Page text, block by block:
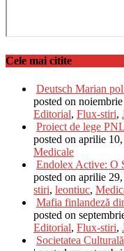
Cele mai citite
Deutsch Marian
posted on
Editorial, Flux-stiri,
Proiect de lege
posted on aprilie 10,
Medicale
Endolex Active: O
posted on aprilie
stiri, leontiuc,
Mafia finlandeză
posted on
Editorial, Flux-stiri,
Societatea